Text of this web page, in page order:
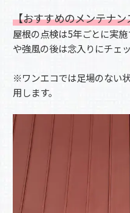
【おすすめのメンテナン
屋根の点検は5年ごとに実
や強風の後は念入りにチェ
※ワンエコでは足場のない
用します。